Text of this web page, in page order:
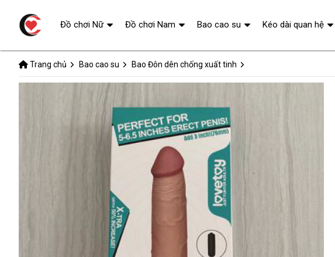
Trang chủ Bao cao su Bao Đôn dên chống xuất tinh
Đồ chơi Nữ Đồ chơi Nam Bao cao su Kéo dài quan hệ